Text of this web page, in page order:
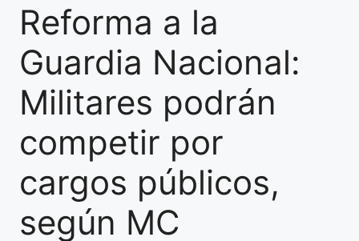
Reforma a la
Guardia Nacional:
Militares podrán
competir por
cargos públicos,
según MC